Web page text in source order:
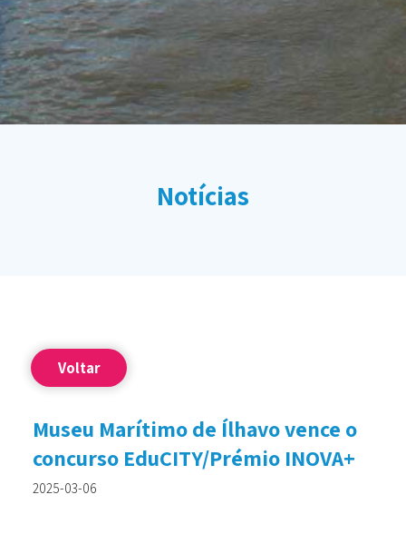
Notícias
Voltar
Museu Marítimo de Ílhavo vence o
concurso EduCITY/Prémio INOVA+
2025-03-06